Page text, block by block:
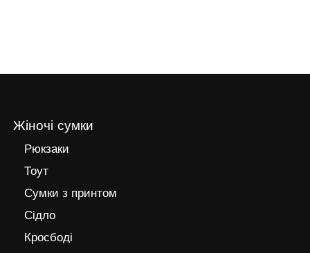
Жіночі сумки
Рюкзаки
Тоут
Сумки з принтом
Сідло
Кросбоді